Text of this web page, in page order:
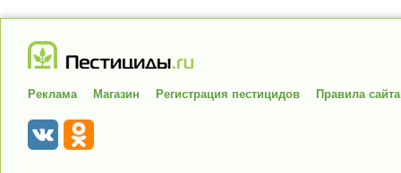
Реклама Магазин Регистрация пестицидов Правила сайта